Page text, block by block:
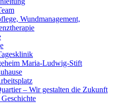
Wundmanagement,
Maria-Ludwig-Stift
– Wir gestalten die Zukunft